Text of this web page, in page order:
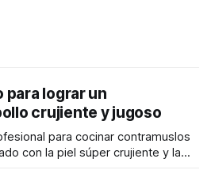
lograr un
crujiente y jugoso
para cocinar contramuslos
con la piel súper crujiente y la